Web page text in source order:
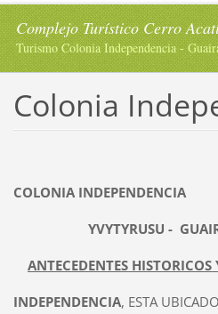
Complejo Turístico Cerro
Turismo Colonia Independencia -
Colonia
COLONIA INDEPENDENCIA
YVYTYRUSU -
ANTECEDENTES HISTORICOS
INDEPENDENCIA, ESTA